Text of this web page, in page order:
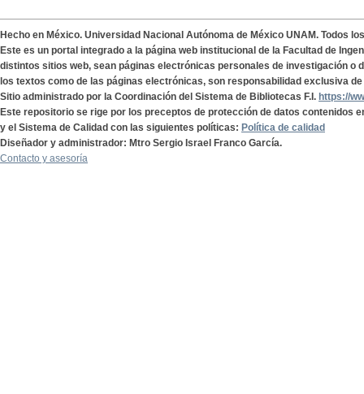
Hecho en México. Universidad Nacional Autónoma de México UNAM. Todos
Este es un portal integrado a la página web institucional de la Facultad de
distintos sitios web, sean páginas electrónicas personales de investigación o
los textos como de las páginas electrónicas, son responsabilidad exclusiva
Sitio administrado por la Coordinación del Sistema de Bibliotecas F.I. https://
Este repositorio se rige por los preceptos de protección de datos contenidos
y el Sistema de Calidad con las siguientes políticas: Política de calidad
Diseñador y administrador: Mtro Sergio Israel Franco García.
Contacto y asesoría